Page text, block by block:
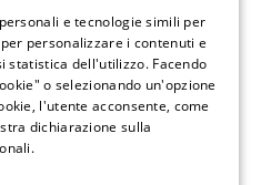
e tecnologie simili per
personalizzare i contenuti e
statistica dell'utilizzo. Facendo
o selezionando un'opzione
l'utente acconsente, come
dichiarazione sulla